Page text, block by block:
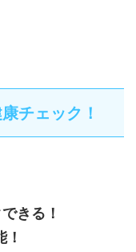
チェック！
きる！